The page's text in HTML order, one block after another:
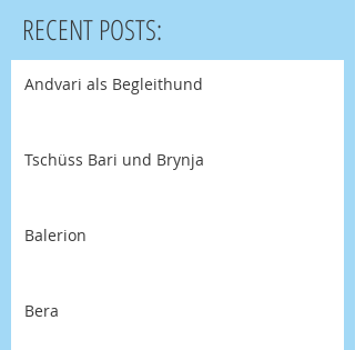
RECENT POSTS:
Andvari als Begleithund
Tschüss Bari und Brynja
Balerion
Bera